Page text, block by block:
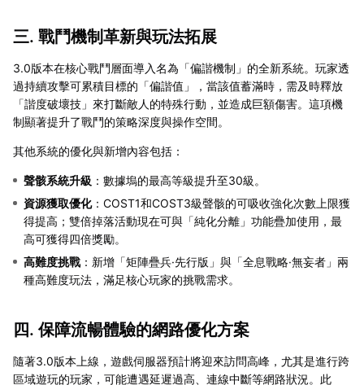
三. 戰鬥機制革新與玩法拓展
3.0版本在核心戰鬥層面導入名為「偏諧機制」的全新系統。玩家透
過持續攻擊可累積目標的「偏諧值」，當該值蓄滿時，需及時釋放
「諧度破壞技」來打斷敵人的特殊行動，並造成巨額傷害。這項機
制顯著提升了戰鬥的策略深度與操作空間。
其他系統的優化與新增內容包括：
聲骸系統升級 ：數據塢的最高等級提升至30級。
資源獲取優化：COST1和COST3級聲骸的可吸收強化次數上限獲
得提高；雙倍掉落活動現在可與「純化分離」功能疊加使用，最
高可獲得四倍獎勵。
高難度挑戰 ：新增「矩陣疊兵·先行版」與「全息戰略·無妄者」兩
種高難度玩法，滿足核心玩家的挑戰需求。
四. 保障流暢體驗的網路優化方案
隨著3.0版本上線，遊戲伺服器預計將迎來訪問高峰，尤其是進行跨
區域遊玩的玩家，可能遭遇延遲過高、連線中斷等網路狀況。此